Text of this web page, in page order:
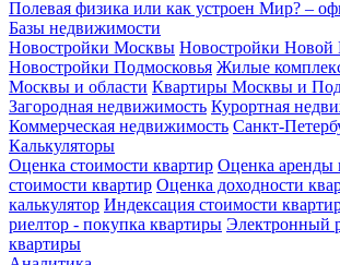
Полевая физика или как устроен Мир? –
Базы недвижимости
Новостройки Москвы Новостройки
Новостройки Подмосковья Жилые
Москвы и области Квартиры Москвы и
Загородная недвижимость Курортная
Коммерческая недвижимость Санкт-
Калькуляторы
Оценка стоимости квартир Оценка аренды
стоимости квартир Оценка доходности
калькулятор Индексация стоимости
риелтор - покупка квартиры Электронный
квартиры